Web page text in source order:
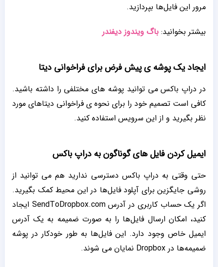
مرور این فایل‌ها بپردازید.
بیشتر بخوانید: باگ ویندوز دیفندر
ایجاد یک پوشه ی پیش فرض برای فراخوانی دیتا
در دراپ باکس می توانید پوشه های مختلفی را داشته باشید.
کافی است تصمیم خود را برای نحوه ی فراخوانی دیتاهای مورد
نظر بگیرید و از این سرویس استفاده کنید.
ایمیل کردن فایل های گوناگون به دراپ باکس
حتی وقتی به دراپ باکس دسترسی ندارید هم می ‌توانید از
روشی جایگزین برای آپلود فایل‌ها در این محیط کمک بگیرید.
اگر یک حساب کاربری در آدرس SendToDropbox.com ایجاد
کنید، امکان ارسال فایل‌ها را به صورت ضمیمه به یک آدرس
ایمیل خاص وجود دارد. این فایل‌ها به طور خودکار در پوشه
ضمیمه‌ها در Dropbox نمایان می شوند.